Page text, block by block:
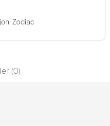
, Zodiac
(0)